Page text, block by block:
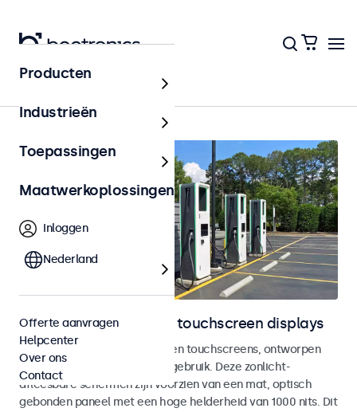
Home
Outdoor monitoren en touchscreen displays
Weersbestendige monitoren en touchscreens, ontworpen
voor zowel binnen- als buitengebruik. Deze zonlicht-
afleesbare schermen zijn voorzien van een mat, optisch
gebonden paneel met een hoge helderheid van 1000 nits. Dit
Producten
Industrieën
Toepassingen
Maatwerkoplossingen
Inloggen
Nederland
Offerte aanvragen
Helpcenter
Over ons
Contact